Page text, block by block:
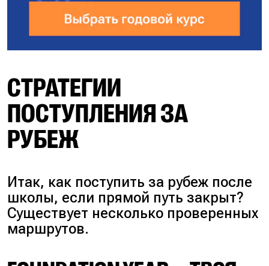
СТРАТЕГИИ
ПОСТУПЛЕНИЯ ЗА
РУБЕЖ
Итак, как поступить за рубеж после
школы, если прямой путь закрыт?
Существует несколько проверенных
маршрутов.